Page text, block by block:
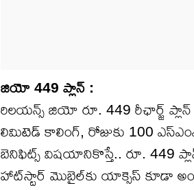
జియో 449 ప్లాన్ :
రిలయన్స్ జియో రూ. 449 రీఛార్జ్ ప్లాన్
లిమిటెడ్ కాలింగ్, రోజుకు 100
బెనిఫిట్స్ విషయానికొస్తే.. రూ. 449
హాట్‌స్టార్ మొబైల్‌కు యాక్సెస్‌ కూడా